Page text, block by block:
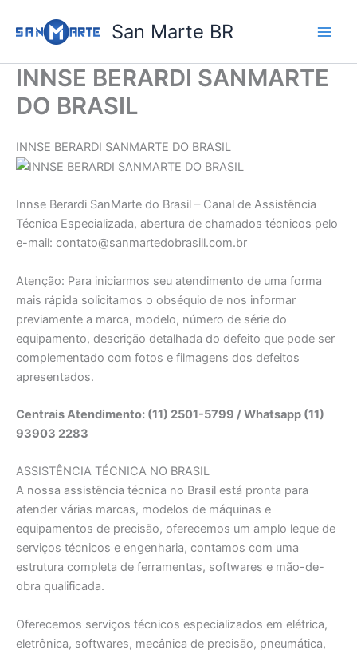
para
conteúdo
San Marte BR
INNSE BERARDI SANMARTE
DO BRASIL
INNSE BERARDI SANMARTE DO BRASIL
Innse Berardi SanMarte do Brasil – Canal de Assistência
Técnica Especializada, abertura de chamados técnicos pelo
e-mail: contato@sanmartedobrasill.com.br
Atenção: Para iniciarmos seu atendimento de uma forma
mais rápida solicitamos o obséquio de nos informar
previamente a marca, modelo, número de série do
equipamento, descrição detalhada do defeito que pode ser
complementado com fotos e filmagens dos defeitos
apresentados.
Centrais Atendimento: (11) 2501-5799 / Whatsapp (11)
93903 2283
ASSISTÊNCIA TÉCNICA NO BRASIL
A nossa assistência técnica no Brasil está pronta para
atender várias marcas, modelos de máquinas e
equipamentos de precisão, oferecemos um amplo leque de
serviços técnicos e engenharia, contamos com uma
estrutura completa de ferramentas, softwares e mão-de-
obra qualificada.
Oferecemos serviços técnicos especializados em elétrica,
eletrônica, softwares, mecânica de precisão, pneumática,